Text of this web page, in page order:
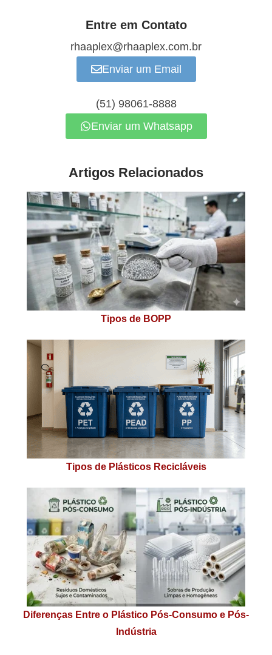
Entre em Contato
rhaaplex@rhaaplex.com.br
Enviar um Email
(51) 98061-8888
Enviar um Whatsapp
Artigos Relacionados
Tipos de BOPP
Tipos de Plásticos Recicláveis
Diferenças Entre o Plástico Pós-Consumo e Pós-
Indústria